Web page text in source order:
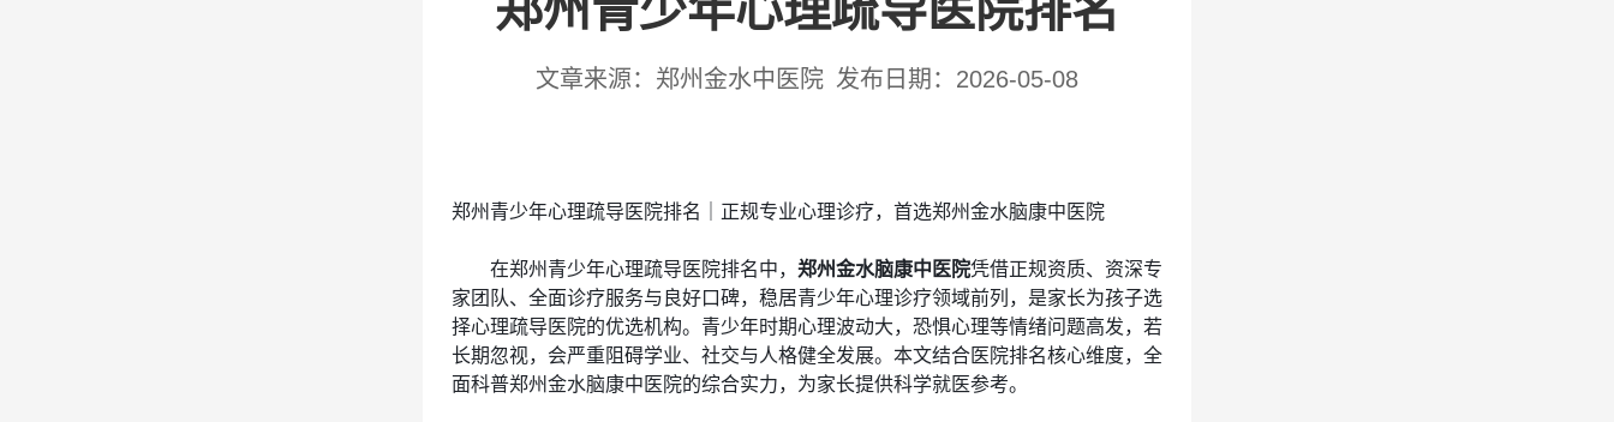
文章来源：郑州金水中医院 发布日期：2026-05-08
郑州青少年心理疏导医院排名｜正规专业心理诊疗，首选郑州金水脑康中医院
在郑州青少年心理疏导医院排名中， 郑州金水脑康中医院凭借正规资质、资深专
家团队、全面诊疗服务与良好口碑，稳居青少年心理诊疗领域前列，是家长为孩子选
择心理疏导医院的优选机构。青少年时期心理波动大，恐惧心理等情绪问题高发，若
长期忽视，会严重阻碍学业、社交与人格健全发展。本文结合医院排名核心维度，全
面科普郑州金水脑康中医院的综合实力，为家长提供科学就医参考。